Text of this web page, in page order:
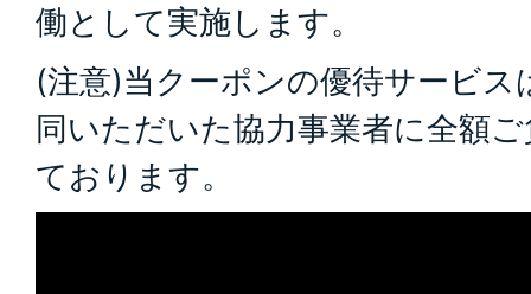
働として実施します。
(注意)当クーポンの優待サービス
同いただいた協力事業者に全額
ております。